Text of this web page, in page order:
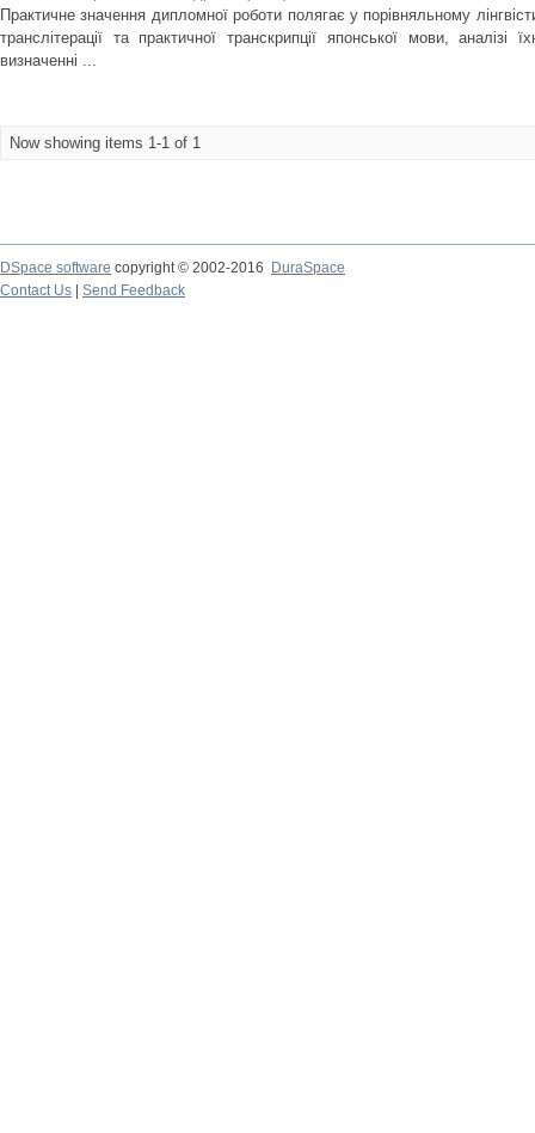
Практичне значення дипломної роботи полягає у порівняльному
транслітерації та практичної транскрипції японської мови, аналізі
визначенні ...
Now showing items 1-1 of 1
DSpace software copyright © 2002-2016
DuraSpace
Contact Us
Send Feedback